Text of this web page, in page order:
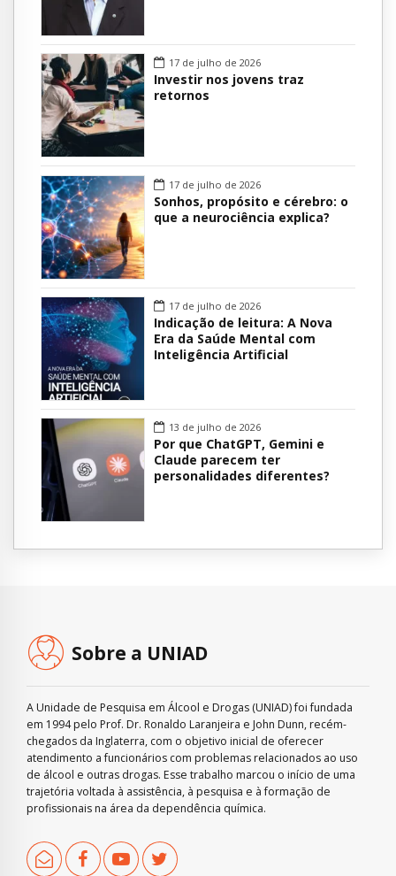
17 de julho de 2026
Investir nos jovens traz
retornos
17 de julho de 2026
Sonhos, propósito e cérebro: o
que a neurociência explica?
17 de julho de 2026
Indicação de leitura: A Nova
Era da Saúde Mental com
Inteligência Artificial
13 de julho de 2026
Por que ChatGPT, Gemini e
Claude parecem ter
personalidades diferentes?
Sobre a UNIAD
A Unidade de Pesquisa em Álcool e Drogas (UNIAD) foi fundada
em 1994 pelo Prof. Dr. Ronaldo Laranjeira e John Dunn, recém-
chegados da Inglaterra, com o objetivo inicial de oferecer
atendimento a funcionários com problemas relacionados ao uso
de álcool e outras drogas. Esse trabalho marcou o início de uma
trajetória voltada à assistência, à pesquisa e à formação de
profissionais na área da dependência química.